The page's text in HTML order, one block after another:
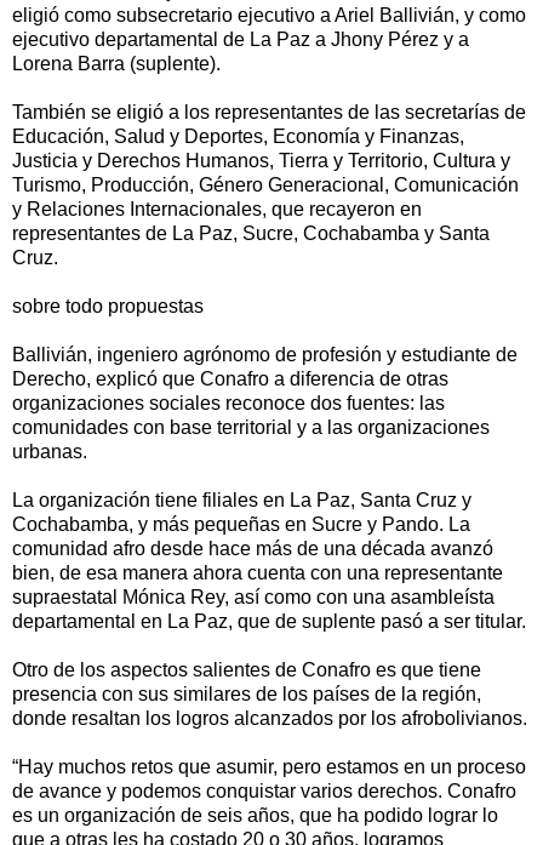
eligió como subsecretario ejecutivo a Ariel Ballivián, y como
ejecutivo departamental de La Paz a Jhony Pérez y a
Lorena Barra (suplente).
También se eligió a los representantes de las secretarías de
Educación, Salud y Deportes, Economía y Finanzas,
Justicia y Derechos Humanos, Tierra y Territorio, Cultura y
Turismo, Producción, Género Generacional, Comunicación
y Relaciones Internacionales, que recayeron en
representantes de La Paz, Sucre, Cochabamba y Santa
Cruz.
sobre todo propuestas
Ballivián, ingeniero agrónomo de profesión y estudiante de
Derecho, explicó que Conafro a diferencia de otras
organizaciones sociales reconoce dos fuentes: las
comunidades con base territorial y a las organizaciones
urbanas.
La organización tiene filiales en La Paz, Santa Cruz y
Cochabamba, y más pequeñas en Sucre y Pando. La
comunidad afro desde hace más de una década avanzó
bien, de esa manera ahora cuenta con una representante
supraestatal Mónica Rey, así como con una asambleísta
departamental en La Paz, que de suplente pasó a ser titular.
Otro de los aspectos salientes de Conafro es que tiene
presencia con sus similares de los países de la región,
donde resaltan los logros alcanzados por los afrobolivianos.
“Hay muchos retos que asumir, pero estamos en un proceso
de avance y podemos conquistar varios derechos. Conafro
es un organización de seis años, que ha podido lograr lo
que a otras les ha costado 20 o 30 años, logramos